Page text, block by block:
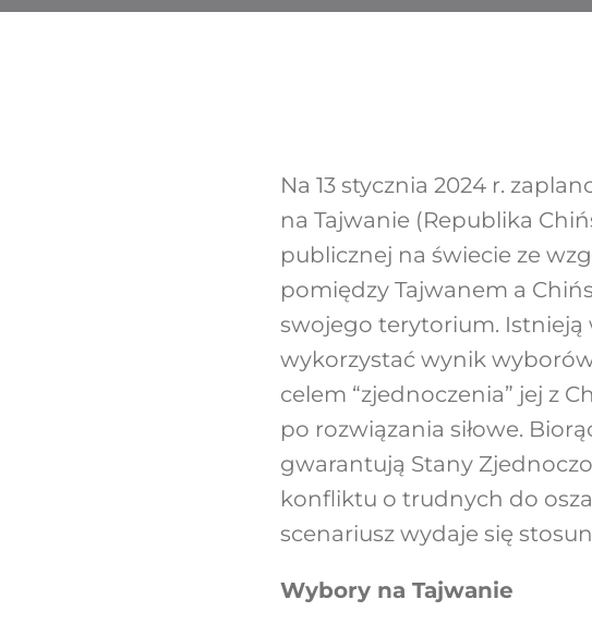
Na 13 stycznia 2024 r.
na Tajwanie (Republika
publicznej na świecie ze
pomiędzy Tajwanem a
swojego terytorium. Istnieją
wykorzystać wynik
celem “zjednoczenia” jej z
po rozwiązania siłowe.
gwarantują Stany
konfliktu o trudnych do
scenariusz wydaje się
Wybory na Tajwanie